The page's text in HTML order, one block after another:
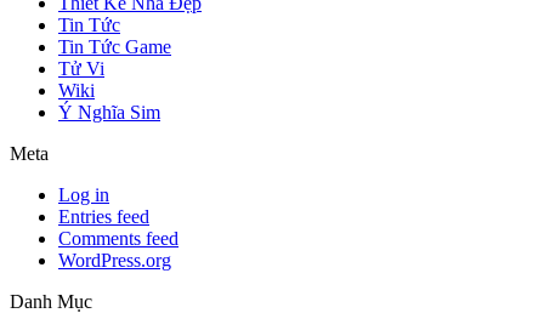
Tin Tức
Tin Tức Game
Tử Vi
Wiki
Ý Nghĩa Sim
Meta
Log in
Entries feed
Comments feed
WordPress.org
Danh Mục